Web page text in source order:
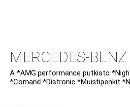
MERCEDES-
A *AMG performance putkisto
*Comand *Distronic *Muistipenkit